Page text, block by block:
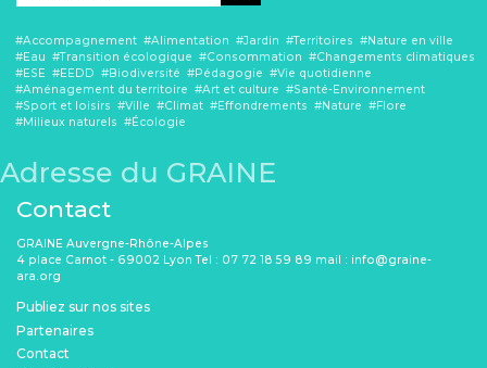
Accompagnement Alimentation Jardin Territoires
Nature en ville
Eau
Transition écologique Consommation
Changements climatiques
ESE
EEDD Biodiversité Pédagogie
Vie quotidienne
Aménagement du territoire
Art et culture
Santé-Environnement
Sport et loisirs
Ville Climat Effondrements Nature
Flore
Milieux naturels
Écologie
Adresse du GRAINE
Contact
GRAINE Auvergne-Rhône-Alpes
4 place Carnot - 69002 Lyon Tel : 07 72 18 59 89 mail : info@graine-
ara.org
Menu Pied de page
Publiez sur nos sites
Partenaires
Contact